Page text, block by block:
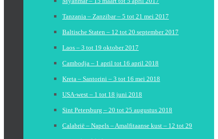
Tanzania – Zanzibar – 5 tot 21 mei 2017
Baltische Staten – 12 tot 20 september 2017
Laos – 3 tot 19 oktober 2017
Cambodja – 1 april tot 16 april 2018
Kreta – Santorini – 3 tot 16 mei 2018
USA-west – 1 tot 18 juni 2018
Sint Petersburg – 20 tot 25 augustus 2018
Calabrië – Napels – Amalfitaanse kust – 12 tot 29